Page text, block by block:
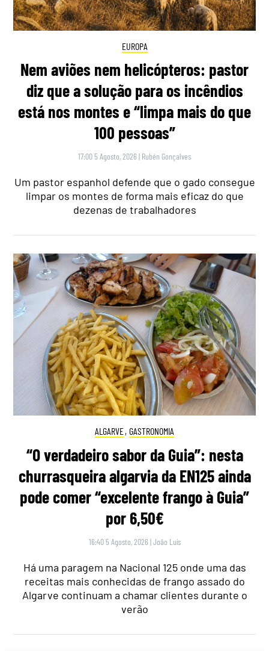
EUROPA
Nem aviões nem helicópteros: pastor
diz que a solução para os incêndios
está nos montes e “limpa mais do que
100 pessoas”
17:00 5 Agosto, 2026 | Rubén Gonçalves
Um pastor espanhol defende que o gado consegue
limpar os montes de forma mais eficaz do que
dezenas de trabalhadores
ALGARVE, GASTRONOMIA
“O verdadeiro sabor da Guia”: nesta
churrasqueira algarvia da EN125 ainda
pode comer “excelente frango à Guia”
por 6,50€
16:40 5 Agosto, 2026 |João Luís
Há uma paragem na Nacional 125 onde uma das
receitas mais conhecidas de frango assado do
Algarve continuam a chamar clientes durante o
verão